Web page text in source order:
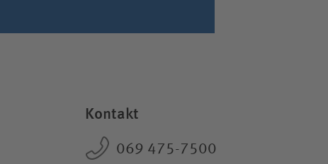
Kontakt
069 475-7500